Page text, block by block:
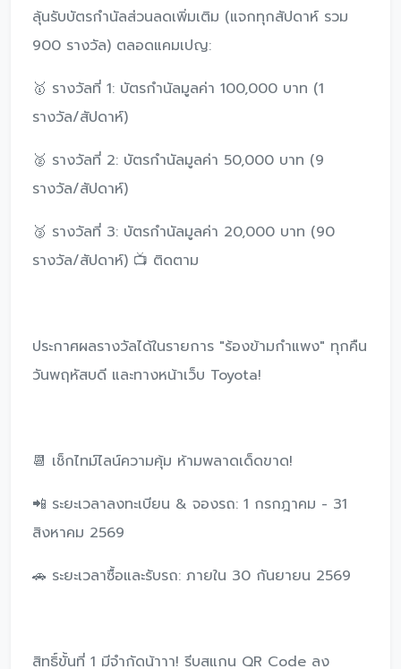
ลุ้นรับบัตรกำนัลส่วนลดเพิ่มเติม (แจกทุกสัปดาห์ รวม
900 รางวัล) ตลอดแคมเปญ:
🥇 รางวัลที่ 1: บัตรกำนัลมูลค่า 100,000 บาท (1
รางวัล/สัปดาห์)
🥈 รางวัลที่ 2: บัตรกำนัลมูลค่า 50,000 บาท (9
รางวัล/สัปดาห์)
🥉 รางวัลที่ 3: บัตรกำนัลมูลค่า 20,000 บาท (90
รางวัล/สัปดาห์) 📺 ติดตาม
ประกาศผลรางวัลได้ในรายการ "ร้องข้ามกำแพง" ทุกคืน
วันพฤหัสบดี และทางหน้าเว็บ Toyota!
📆 เช็กไทม์ไลน์ความคุ้ม ห้ามพลาดเด็ดขาด!
📲 ระยะเวลาลงทะเบียน & จองรถ: 1 กรกฎาคม - 31
สิงหาคม 2569
🚗 ระยะเวลาซื้อและรับรถ: ภายใน 30 กันยายน 2569
สิทธิ์ขั้นที่ 1 มีจำกัดน้าาา! รีบสแกน QR Code ลง